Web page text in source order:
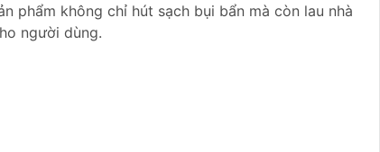
phẩm không chỉ hút sạch bụi bẩn mà còn lau nhà
người dùng.